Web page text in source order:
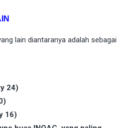
lain diantaranya adalah sebagai
24)
16)